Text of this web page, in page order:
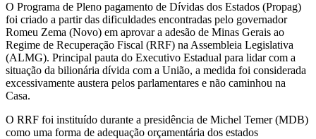
O Programa de Pleno pagamento de Dívidas dos Estados (Propag)
foi criado a partir das dificuldades encontradas pelo governador
Romeu Zema (Novo) em aprovar a adesão de Minas Gerais ao
Regime de Recuperação Fiscal (RRF) na Assembleia Legislativa
(ALMG). Principal pauta do Executivo Estadual para lidar com a
situação da bilionária dívida com a União, a medida foi considerada
excessivamente austera pelos parlamentares e não caminhou na
Casa.
O RRF foi instituído durante a presidência de Michel Temer (MDB)
como uma forma de adequação orçamentária dos estados